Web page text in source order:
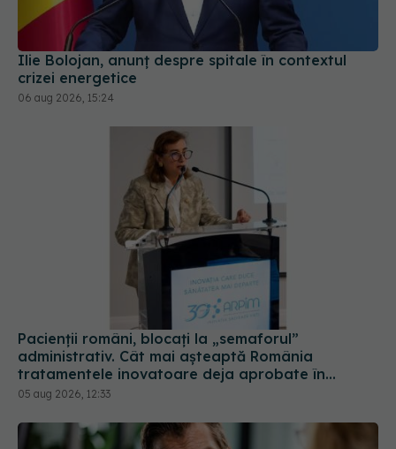
Ilie Bolojan, anunț despre spitale în contextul
crizei energetice
06 aug 2026, 15:24
Pacienții români, blocați la „semaforul”
administrativ. Cât mai așteaptă România
tratamentele inovatoare deja aprobate în
Europa
05 aug 2026, 12:33